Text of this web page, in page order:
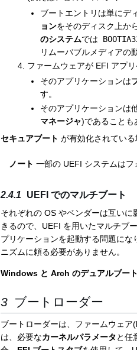
ブートエントリは単にデ
ョンをそのディスク上か
のシステムでは
リムーバブルメディアの
ファームウェアが EFI アプリ
そのアプリケーションは
す。
そのアプリケーションは
マネージャ)であることも
セキュアブート が有効化されてい
ノート 一部の UEFI システムはフ
UEFI でのマルチブート
それぞれの OS やベンダーは互いに
きるので、UEFI を用いたマルチブ
プリケーションを起動する問題に
ニズムに頼る必要がありません。
Windows と Arch のデュアルブート
ブートローダー
ブートローダーは、ファームウェア(
は、必要なカーネルパラメータ と任